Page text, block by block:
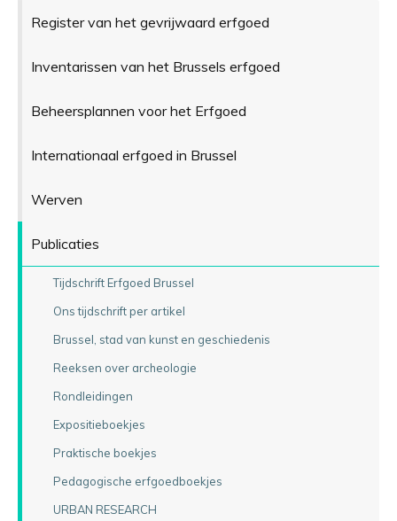
Register van het gevrijwaard erfgoed
Inventarissen van het Brussels erfgoed
Beheersplannen voor het Erfgoed
Internationaal erfgoed in Brussel
Werven
Publicaties
Tijdschrift Erfgoed Brussel
Ons tijdschrift per artikel
Brussel, stad van kunst en geschiedenis
Reeksen over archeologie
Rondleidingen
Expositieboekjes
Praktische boekjes
Pedagogische erfgoedboekjes
URBAN RESEARCH